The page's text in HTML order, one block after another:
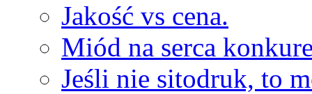
Jakość vs cena.
Miód na serca
Jeśli nie sitodruk, to